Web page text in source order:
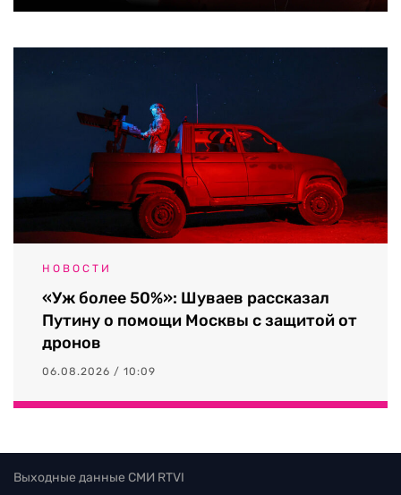
НОВОСТИ
«Уж более 50%»: Шуваев рассказал
Путину о помощи Москвы с защитой от
дронов
06.08.2026 / 10:09
Выходные данные СМИ RTVI